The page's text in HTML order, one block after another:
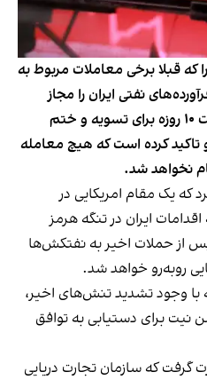
که قبلا برخی معاملات مربوط به
نفتی ایران را مجاز
می‌کرد، لغو کرد. این وزارت مهلت ۱۰ روزه برای تسویه و ختم
تاکید کرده است که هیچ معامله
نخواهد شد.
که یک مقام امریکایی در
ایران در تنگه هرمز
از حملات اخیر به نفتکش‌ها
روبه‌رو خواهد شد.
با وجود تشدید تنش‌های اخیر،
نیت برای دستیابی به توافق
گرفت که سازمان تجارت دریایی